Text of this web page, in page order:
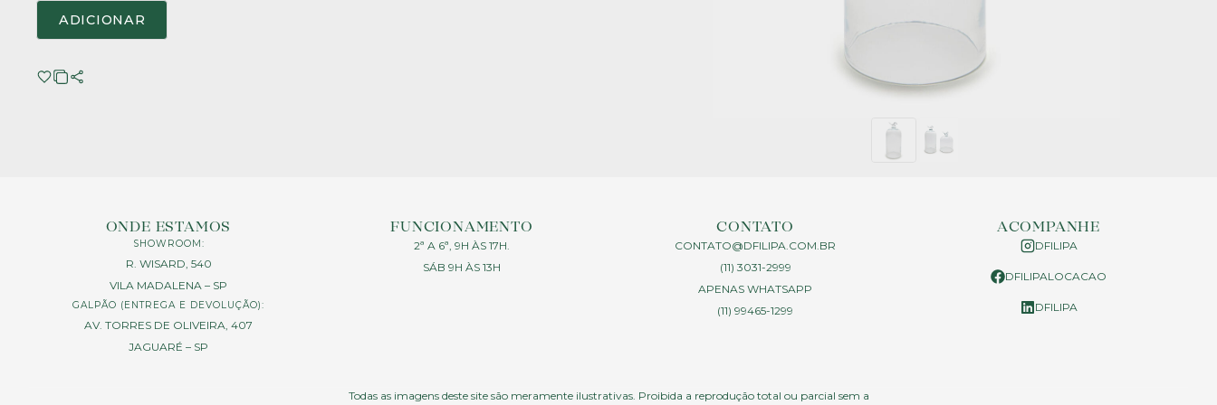
ADICIONAR
ONDE ESTAMOS
SHOWROOM:
R. WISARD, 540
VILA MADALENA – SP
GALPÃO (ENTREGA E DEVOLUÇÃO):
AV. TORRES DE OLIVEIRA, 407
JAGUARÉ – SP
FUNCIONAMENTO
2ª A 6ª, 9H ÀS 17H.
SÁB 9H ÀS 13H
CONTATO
CONTATO@DFILIPA.COM.BR
(11) 3031-2999
APENAS WHATSAPP
(11) 99465-1299
ACOMPANHE
DFILIPA
DFILIPALOCACAO
DFILIPA
Todas as imagens deste site são meramente ilustrativas. Proibida a reprodução total ou parcial sem a